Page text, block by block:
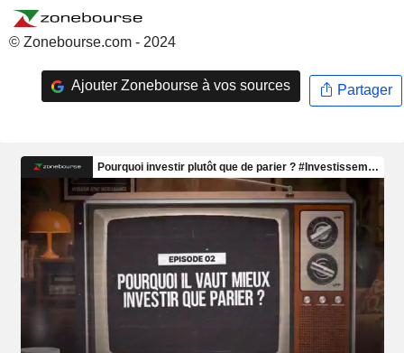
© Zonebourse.com - 2024
Ajouter Zonebourse à vos sources Partager